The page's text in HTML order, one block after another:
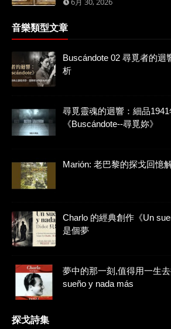
音樂類型文章
Buscándote 02 尋覓者的迴
析
尋覓靈魂的迴響：細品
《Buscándote--尋覓妳》
Marión: 老巴黎的探戈回憶
Charlo 的經典創作《Un
是個夢
夢中的那一刻,值得用一生
sueño y nada más
探戈詩集